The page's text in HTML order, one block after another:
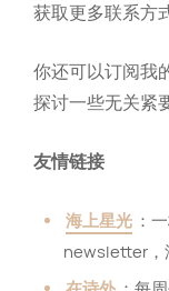
获取更多联系方
你还可以订阅我
探讨一些无关紧
友情链接
海上星光 ：
newsletter，